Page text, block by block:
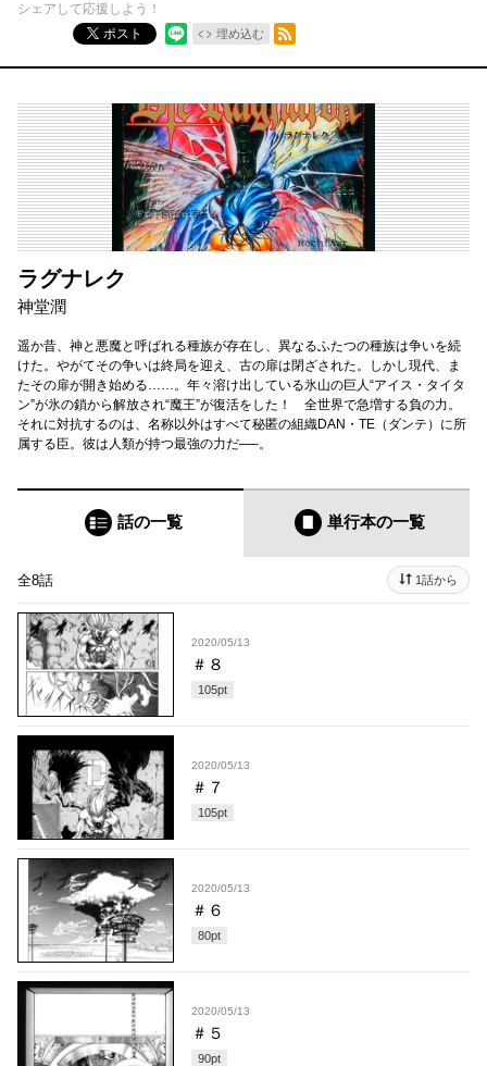
シェアして応援しよう！
ポスト
埋め込む
RSSフィード
ラグナレク
神堂潤
遥か昔、神と悪魔と呼ばれる種族が存在し、異なるふたつの種族は争いを続
けた。やがてその争いは終局を迎え、古の扉は閉ざされた。しかし現代、ま
たその扉が開き始める……。年々溶け出している氷山の巨人“アイス・タイタ
ン”が氷の鎖から解放され“魔王”が復活をした！ 全世界で急増する負の力。
それに対抗するのは、名称以外はすべて秘匿の組織DAN・TE（ダンテ）に所
属する臣。彼は人類が持つ最強の力だ──。
話の一覧 単行本の一覧
全8話 1話から
2020/05/13
＃８
105pt
2020/05/13
＃７
105pt
2020/05/13
＃６
80pt
2020/05/13
＃５
90pt